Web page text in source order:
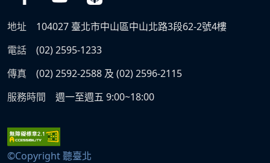
地址
104027 臺北市中山區中山北路3段62-2號4樓
電話
(02) 2595-1233
傳真
(02) 2592-2588 及 (02) 2596-2115
服務時間
週一至週五 9:00~18:00
©Copyright 聽臺北